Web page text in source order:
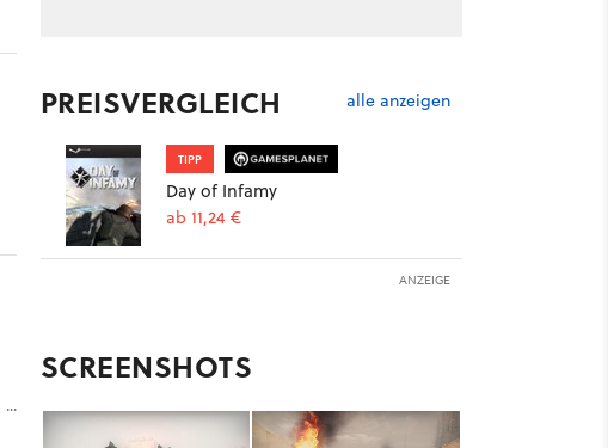
PREISVERGLEICH alle anzeigen
TIPP
Day of Infamy
ab 11,24 €
ANZEIGE
SCREENSHOTS